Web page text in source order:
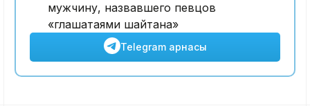
мужчину, назвавшего певцов
«глашатаями шайтана»
Telegram арнасы